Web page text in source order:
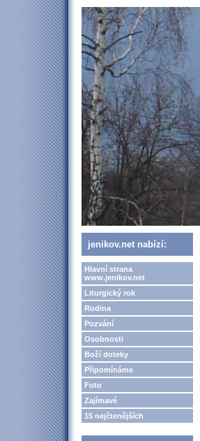
jenikov.net nabízí:
Hlavní strana
www.jenikov.net
Liturgický rok
Rodina
Pozvání
Osobnosti
Boží doteky
Připomínáme
Foto
Zajímavé
15 nejčtenějších